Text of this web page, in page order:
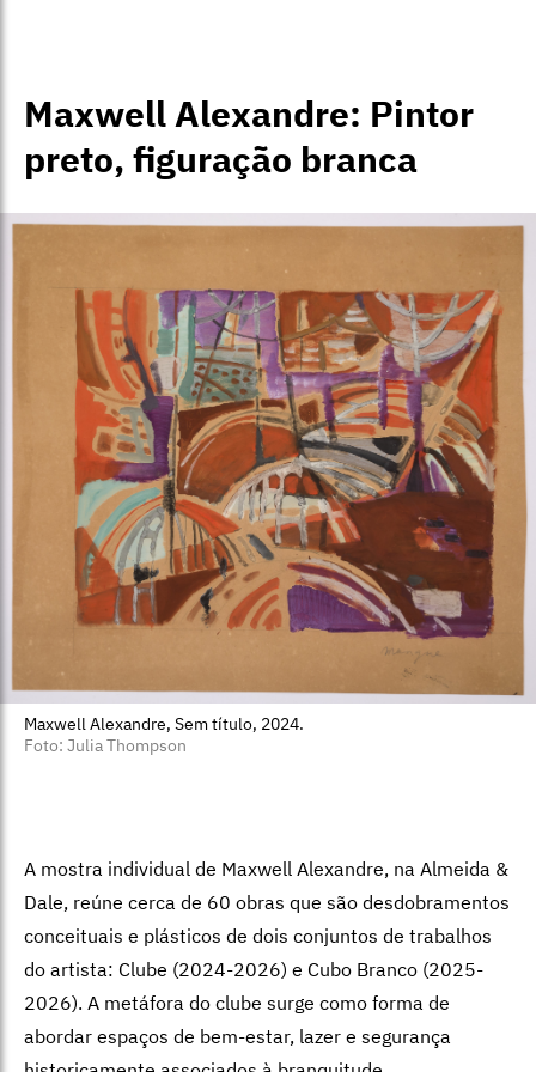
Maxwell Alexandre: Pintor
preto, figuração branca
Maxwell Alexandre, Sem título, 2024.
Foto: Julia Thompson
A mostra individual de Maxwell Alexandre, na Almeida &
Dale, reúne cerca de 60 obras que são desdobramentos
conceituais e plásticos de dois conjuntos de trabalhos
do artista: Clube (2024-2026) e Cubo Branco (2025-
2026). A metáfora do clube surge como forma de
abordar espaços de bem-estar, lazer e segurança